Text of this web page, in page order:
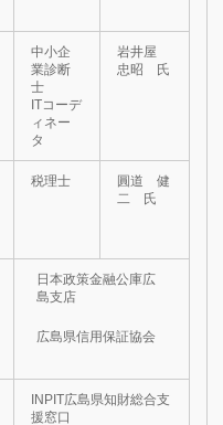
中小企
業診断
士
ITコーデ
ィネー
タ
岩井屋
忠昭 氏
税理士
圓道 健
二 氏
日本政策金融公庫広
島支店
広島県信用保証協会
INPIT広島県知財総合支
援窓口